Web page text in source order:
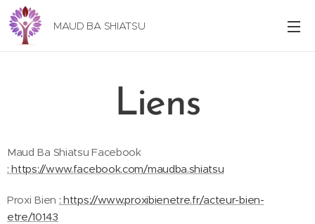
MAUD BA SHIATSU
Liens
Maud Ba Shiatsu Facebook
:https://www.facebook.com/maudba.shiatsu
Proxi Bien :https://www.proxibienetre.fr/acteur-bien-
etre/10143